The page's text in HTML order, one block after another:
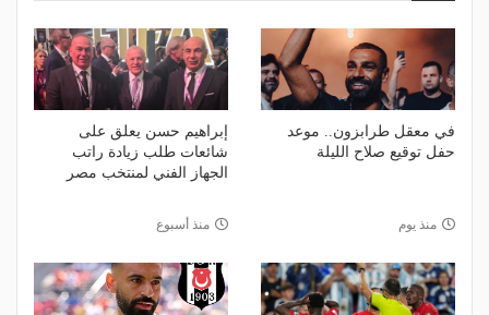
في معقل طرابزون.. موعد
حفل توقيع صلاح الليلة
منذ يوم
إبراهيم حسن يعلق على
شائعات طلب زيادة راتب
الجهاز الفني لمنتخب مصر
منذ أسبوع